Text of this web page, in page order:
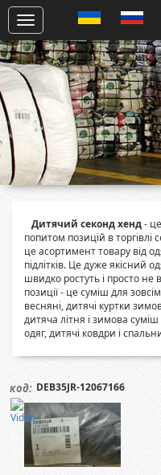
Дитячий секонд хенд-
попитом позицій в
це асортимент товару від
підлітків. Це дуже якісний
швидко ростуть і просто не
позиції - це суміш для
весняні, дитячі куртки
дитяча літня і зимова
одяг, дитячі ковдри і
код: DEB35JR-12067166